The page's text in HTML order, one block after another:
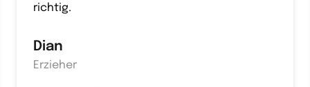
richtig.
Dian
Erzieher